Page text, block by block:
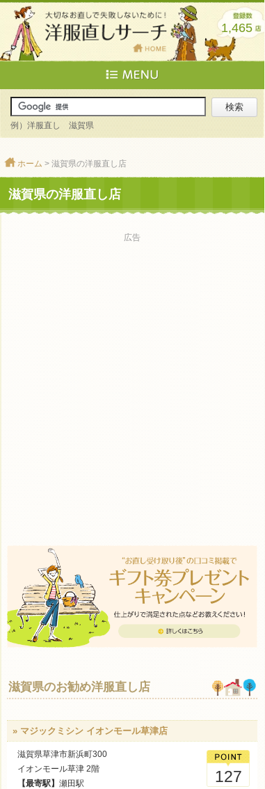
1,465
例）洋服直し 滋賀県
ホーム > 滋賀県の洋服直し店
滋賀県の洋服直し店
滋賀県のお勧め洋服直し店
» マジックミシン イオンモール草津店
127
滋賀県草津市新浜町300
イオンモール草津 2階
【最寄駅】 瀬田駅